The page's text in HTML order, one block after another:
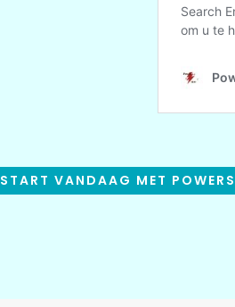
START VANDAAG MET